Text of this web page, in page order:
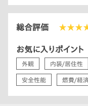
総合評価
お気に入りポイント
外観 内装/居住性
安全性能 燃費/経